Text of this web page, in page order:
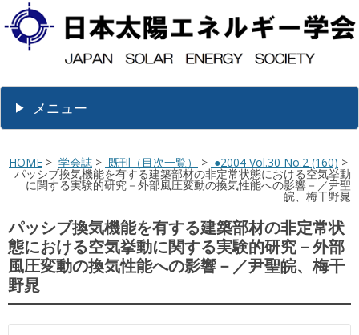
メニュー
HOME > 学会誌 > 既刊（目次一覧） > ●2004 Vol.30 No.2 (160) >
パッシブ換気機能を有する建築部材の非定常状態における空気挙動
に関する実験的研究－外部風圧変動の換気性能への影響－／尹聖
皖、梅干野晁
パッシブ換気機能を有する建築部材の非定常状
態における空気挙動に関する実験的研究－外部
風圧変動の換気性能への影響－／尹聖皖、梅干
野晁